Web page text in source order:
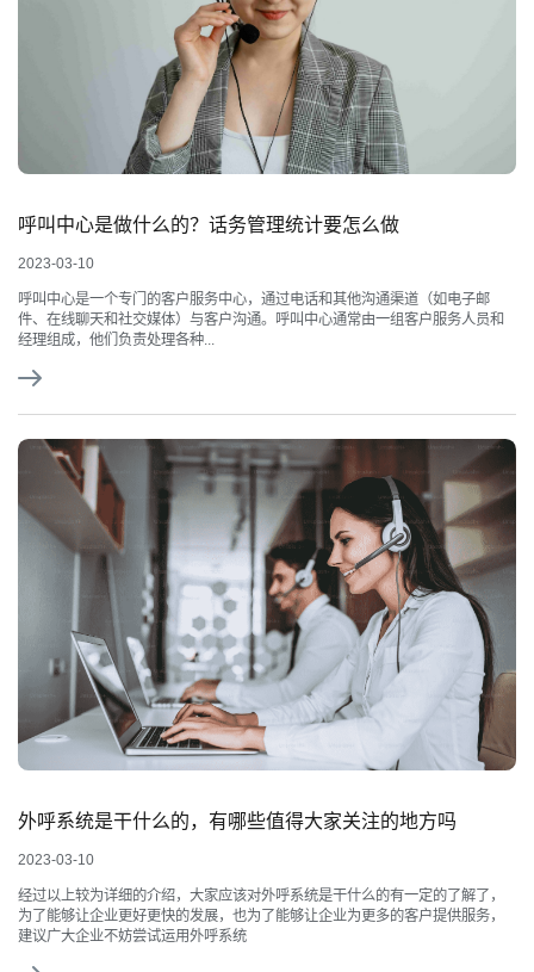
呼叫中心是做什么的？话务管理统计要怎么做
2023-03-10
呼叫中心是一个专门的客户服务中心，通过电话和其他沟通渠道（如电子邮
件、在线聊天和社交媒体）与客户沟通。呼叫中心通常由一组客户服务人员和
经理组成，他们负责处理各种...
外呼系统是干什么的，有哪些值得大家关注的地方吗
2023-03-10
经过以上较为详细的介绍，大家应该对外呼系统是干什么的有一定的了解了，
为了能够让企业更好更快的发展，也为了能够让企业为更多的客户提供服务，
建议广大企业不妨尝试运用外呼系统